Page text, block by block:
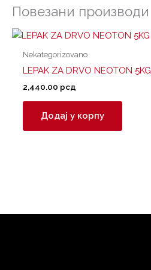
Повезани производи
Nekategorizovano
LEPAK ZA DRVO NEOTON 5KG
2,440.00 рсд
Додај у корпу